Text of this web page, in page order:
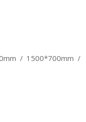
/ 1500*700mm /